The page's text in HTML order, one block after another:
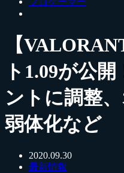
【
ト1.09が公
ントに調整
弱体化など
2020.09.30
最新情報